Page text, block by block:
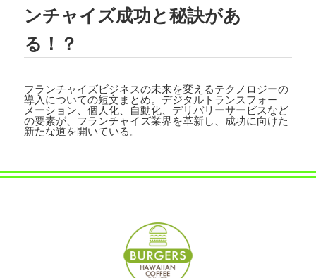
た。
2023.07.15
文藝春秋「CREA 2023年夏号」にて、TE
スターバーガー宅配セット」が紹介され
ました。
2023.07.07
参道店が紹介されました。
「VS魂」にて、
GER BURGERS表参道店の「ギガモンス
ターバーガー」が紹介されました。
ンチャイズ成功と秘訣があ
る！？
フランチャイズビジネスの未来を変えるテクノロジーの
導入についての短文まとめ。デジタルトランスフォー
メーション、個人化、自動化、デリバリーサービスなど
の要素が、フランチャイズ業界を革新し、成功に向けた
新たな道を開いている。